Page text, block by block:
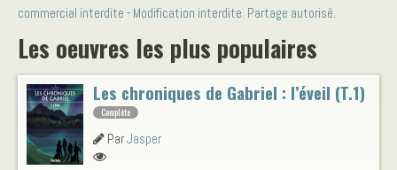
commercial interdite - Modification interdite. Partage autorisé
Les oeuvres les plus populaires
Les chroniques de Gabriel : l’éveil (T.1)
Complète
ParJasper